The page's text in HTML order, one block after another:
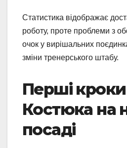
Статистика відображає
роботу, проте проблеми з
очок у вирішальних
зміни тренерського штабу.
Перші кроки
Костюка на
посаді